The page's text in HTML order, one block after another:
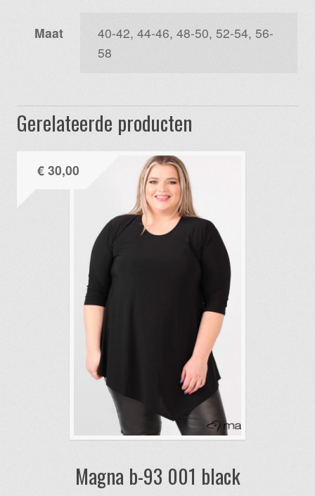
Maat
40-42, 44-46, 48-50, 52-54, 56-
58
Gerelateerde producten
Magna b-93 001 black
€30,00